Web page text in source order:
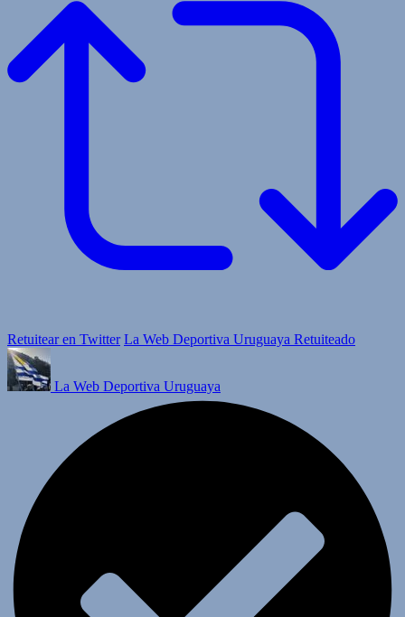
Retuitear en Twitter La Web Deportiva Uruguaya Retuiteado
La Web Deportiva Uruguaya